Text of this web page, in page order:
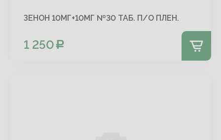
ЗЕНОН 10МГ+10МГ №30 ТАБ. П/О ПЛЕН.
1 250